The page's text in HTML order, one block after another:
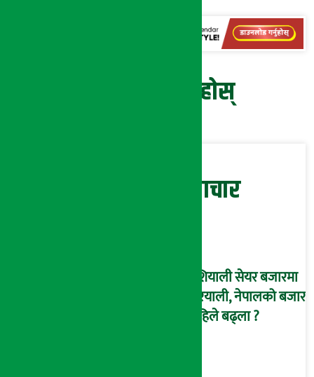
प्रतिक्रिया दिनुहोस्
सम्बन्धित समाचार
एशियाली सेयर बजारमा
हरियाली, नेपालको बजार
कहिले बढ्ला ?